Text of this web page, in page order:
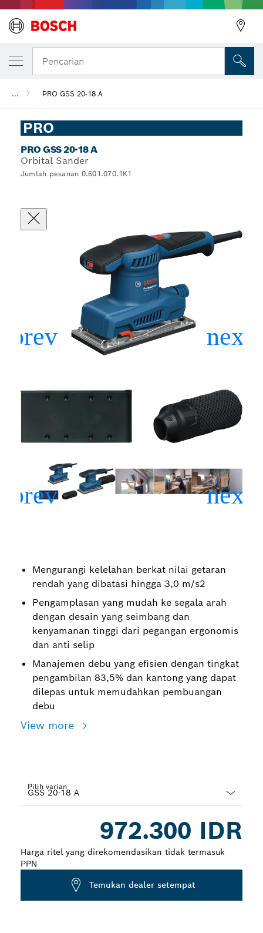
Pencarian
... PRO GSS 20-18 A
PRO
PRO GSS 20-18 A
Orbital Sander
Jumlah pesanan 0.601.070.1K1
Mengurangi kelelahan berkat nilai getaran
rendah yang dibatasi hingga 3,0 m/s2
Pengamplasan yang mudah ke segala arah
dengan desain yang seimbang dan
kenyamanan tinggi dari pegangan ergonomis
dan anti selip
Manajemen debu yang efisien dengan tingkat
pengambilan 83,5% dan kantong yang dapat
dilepas untuk memudahkan pembuangan
debu
View more
Pilih varian
972.300 IDR
Harga ritel yang direkomendasikan tidak termasuk
PPN
Temukan dealer setempat